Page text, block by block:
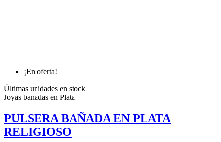
¡En oferta!
Últimas unidades en stock
Joyas bañadas en Plata
PULSERA BAÑADA EN PLATA
RELIGIOSO